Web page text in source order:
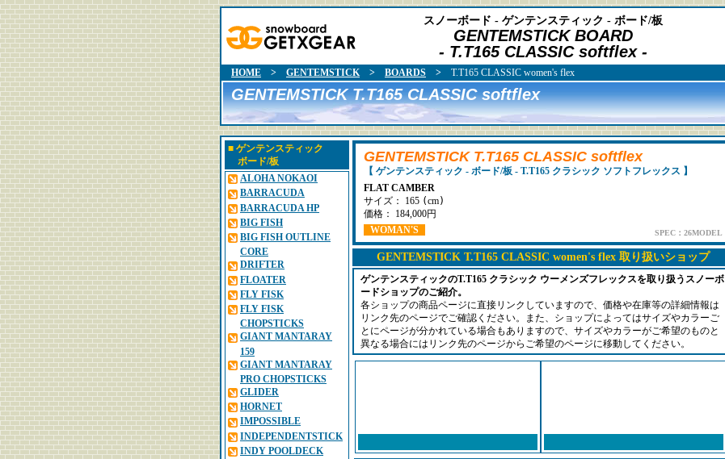
スノーボード - ゲンテンスティック - ボード/板
GENTEMSTICK BOARD
- T.T165 CLASSIC softflex -
HOME > GENTEMSTICK> BOARDS > T.T165 CLASSIC women's flex
GENTEMSTICK T.T165 CLASSIC softflex
■ ゲンテンスティック
ボード/板
ALOHA NOKAOI
BARRACUDA
BARRACUDA HP
BIG FISH
BIG FISH OUTLINE
CORE
DRIFTER
FLOATER
FLY FISK
FLY FISK
CHOPSTICKS
GIANT MANTARAY
159
GIANT MANTARAY
PRO CHOPSTICKS
GLIDER
HORNET
IMPOSSIBLE
INDEPENDENTSTICK
INDY POOLDECK
GENTEMSTICK T.T165 CLASSIC softflex
【 ゲンテンスティック - ボード/板 - T.T165 クラシック ソフトフレックス 】
FLAT CAMBER
サイズ： 165 (cm)
価格： 184,000円
WOMAN'S
SPEC：26MODEL
GENTEMSTICK T.T165 CLASSIC women's flex 取り扱いショップ
ゲンテンスティックのT.T165 クラシック ウーメンズフレックスを取り扱うスノーボ
ードショップのご紹介。
各ショップの商品ページに直接リンクしていますので、価格や在庫等の詳細情報は
リンク先のページでご確認ください。また、ショップによってはサイズやカラーご
とにページが分かれている場合もありますので、サイズやカラーがご希望のものと
異なる場合にはリンク先のページからご希望のページに移動してください。